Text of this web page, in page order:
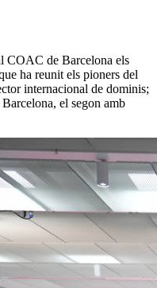
COAC de Barcelona els
ha reunit els pioners del
internacional de dominis;
el segon amb